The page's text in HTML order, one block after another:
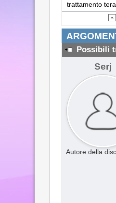
trattamento
Possibili
Serj
Autore della